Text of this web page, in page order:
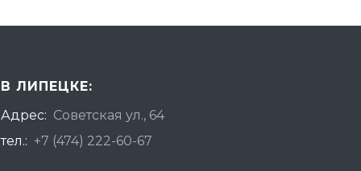
В ЛИПЕЦКЕ:
Адрес: Советская ул., 64
тел.: +7 (474) 222-60-67